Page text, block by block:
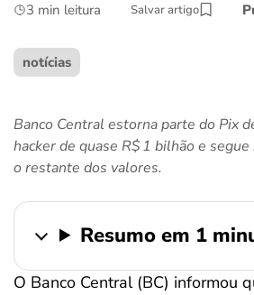
últimas notícias
ferramentas
3 min leitura Salvar artigo
notícias
Banco Central estorna parte do Pix
hacker de quase R$ 1 bilhão e
o restante dos valores.
Resumo em 1
O Banco Central (BC) informou